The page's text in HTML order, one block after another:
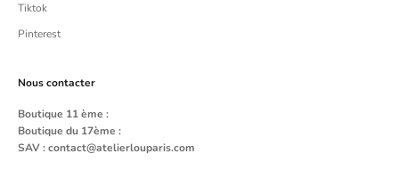
Tiktok
Pinterest
Nous contacter
Boutique 11 ème :
Boutique du 17ème :
SAV :contact@atelierlouparis.com